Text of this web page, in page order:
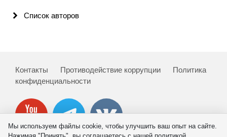
Список авторов
Контакты Противодействие коррупции
Политика
конфиденциальности
Мы используем файлы cookie, чтобы улучшить ваш опыт на сайте.